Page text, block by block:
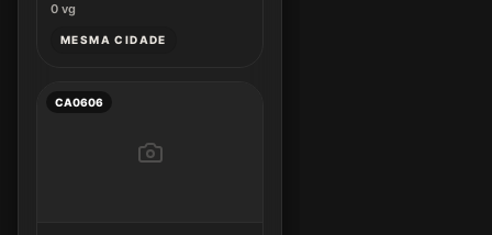
0 vg
MESMA CIDADE
CA0606